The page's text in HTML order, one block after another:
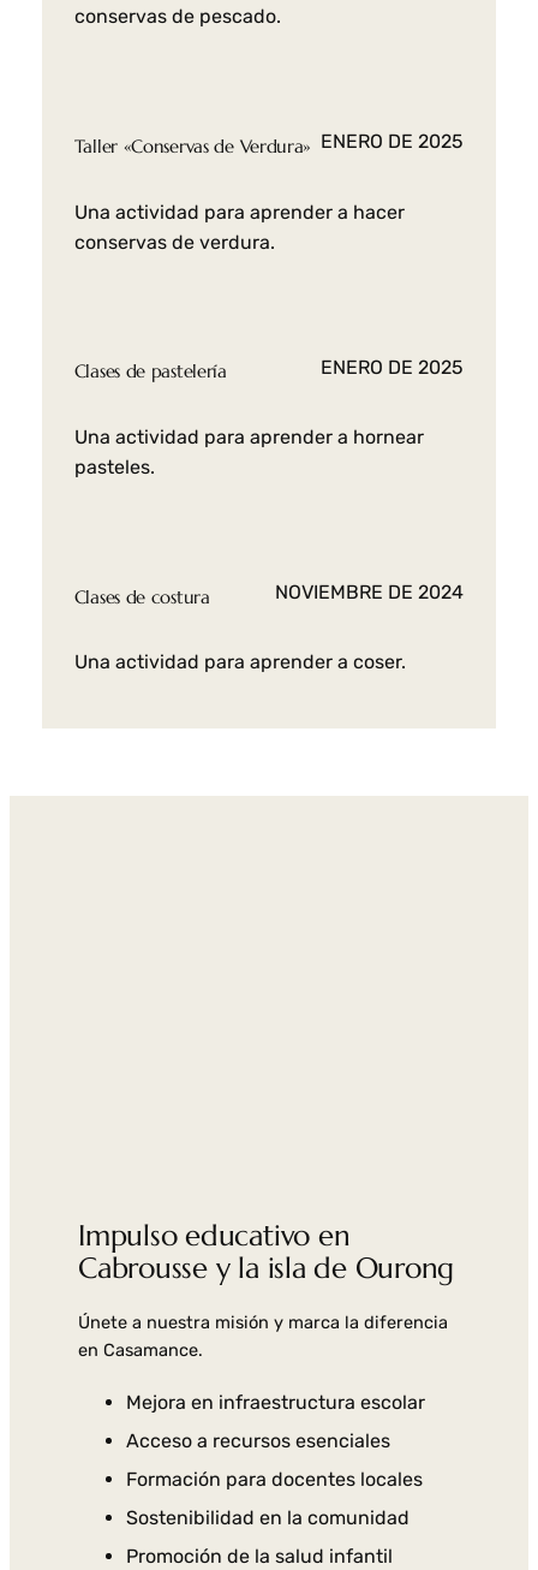
conservas de pescado.
Taller «Conservas de Verdura» ENERO DE 2025
Una actividad para aprender a hacer
conservas de verdura.
Clases de pastelería ENERO DE 2025
Una actividad para aprender a hornear
pasteles.
Clases de costura NOVIEMBRE DE 2024
Una actividad para aprender a coser.
Impulso educativo en
Cabrousse y la isla de Ourong
Únete a nuestra misión y marca la diferencia
en Casamance.
Mejora en infraestructura escolar
Acceso a recursos esenciales
Formación para docentes locales
Sostenibilidad en la comunidad
Promoción de la salud infantil